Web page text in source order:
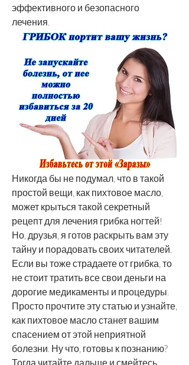
эффективного и безопасного
лечения.
Никогда бы не подумал, что в такой
простой вещи, как пихтовое масло,
может крыться такой секретный
рецепт для лечения грибка ногтей!
Но, друзья, я готов раскрыть вам эту
тайну и порадовать своих читателей.
Если вы тоже страдаете от грибка, то
не стоит тратить все свои деньги на
дорогие медикаменты и процедуры.
Просто прочтите эту статью и узнайте,
как пихтовое масло станет вашим
спасением от этой неприятной
болезни. Ну что, готовы к познанию?
Тогда читайте дальше и смейтесь